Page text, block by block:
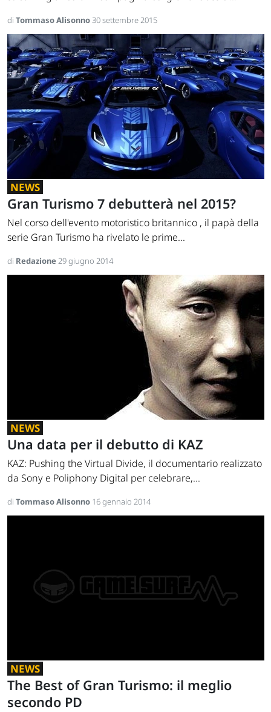
di Tommaso Alisonno30 settembre 2015
NEWS
Gran Turismo 7 debutterà nel 2015?
Nel corso dell'evento motoristico britannico , il papà della
serie Gran Turismo ha rivelato le prime...
di Redazione29 giugno 2014
NEWS
Una data per il debutto di KAZ
KAZ: Pushing the Virtual Divide, il documentario realizzato
da Sony e Poliphony Digital per celebrare,...
di Tommaso Alisonno 16 gennaio 2014
NEWS
The Best of Gran Turismo: il meglio
secondo PD